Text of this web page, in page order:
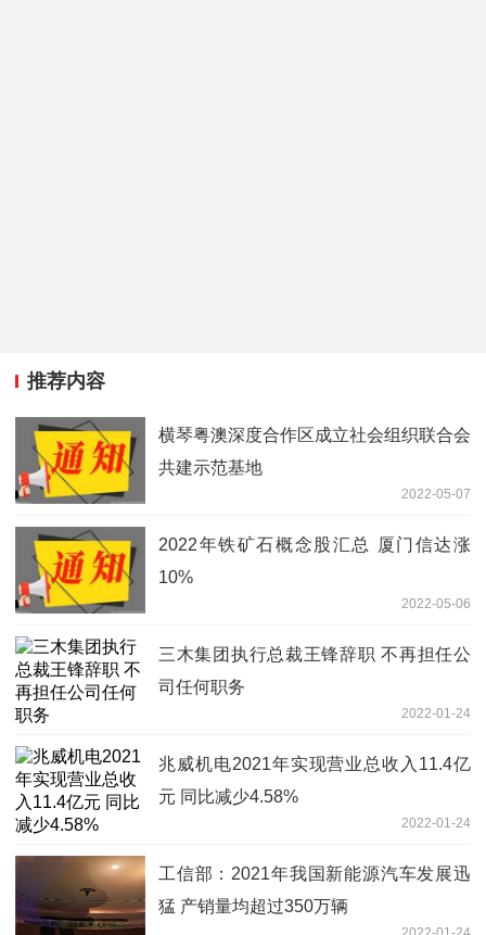
推荐内容
横琴粤澳深度合作区成立社会组织联合会
共建示范基地
2022-05-07
2022年铁矿石概念股汇总 厦门信达涨
10%
2022-05-06
三木集团执行总裁王锋辞职 不再担任公
司任何职务
2022-01-24
兆威机电2021年实现营业总收入11.4亿
元 同比减少4.58%
2022-01-24
工信部：2021年我国新能源汽车发展迅
猛 产销量均超过350万辆